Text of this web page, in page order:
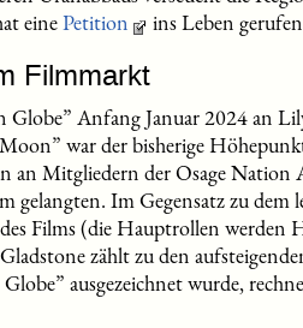
einePetition ins Leben
Filmmarkt
Globe” Anfang Januar 2024 an
war der bisherige
an Mitgliedern der Osage Nation
gelangten. Im Gegensatz zu
Films (die Hauptrollen
zählt zu den
ausgezeichnet wurde,